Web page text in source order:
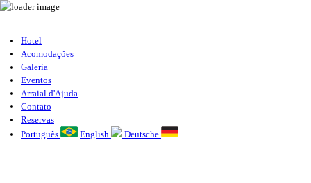
Hotel
Acomodações
Galeria
Eventos
Arraial d'Ajuda
Contato
Reservas
Português
English Deutsche